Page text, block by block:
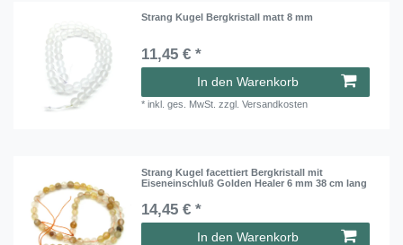
Strang Kugel Bergkristall matt 8 mm
11,45 € *
In den Warenkorb
*inkl. ges. MwSt. zzgl.Versandkosten
Strang Kugel facettiert Bergkristall mit
Eiseneinschluß Golden Healer 6 mm 38 cm lang
14,45 € *
In den Warenkorb